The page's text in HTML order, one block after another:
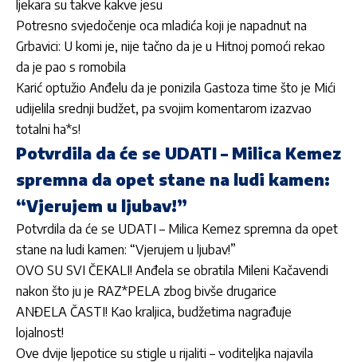
ljekara su takve kakve jesu
Potresno svjedočenje oca mladića koji je napadnut na
Grbavici: U komi je, nije tačno da je u Hitnoj pomoći rekao
da je pao s romobila
Karić optužio Anđelu da je ponizila Gastoza time što je Mići
udijelila srednji budžet, pa svojim komentarom izazvao
totalni ha*s!
Potvrdila da će se UDATI – Milica Kemez
spremna da opet stane na ludi kamen:
“Vjerujem u ljubav!”
Potvrdila da će se UDATI – Milica Kemez spremna da opet
stane na ludi kamen: “Vjerujem u ljubav!”
OVO SU SVI ČEKALI! Anđela se obratila Mileni Kačavendi
nakon što ju je RAZ*PELA zbog bivše drugarice
ANĐELA ČASTI! Kao kraljica, budžetima nagrađuje
lojalnost!
Ove dvije ljepotice su stigle u rijaliti – voditeljka najavila